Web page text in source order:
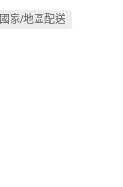
國家/地區配送